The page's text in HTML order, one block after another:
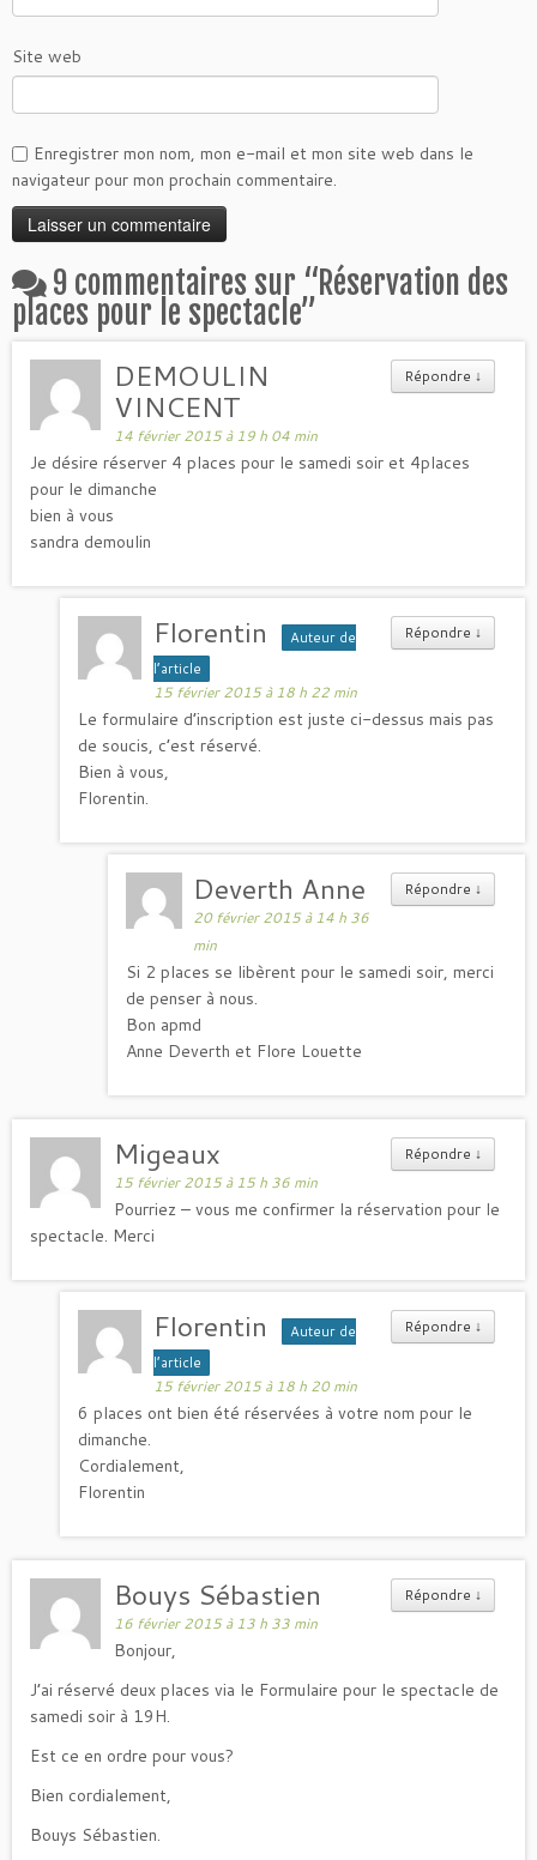
Site web
Enregistrer mon nom, mon e-mail et mon site web dans le
navigateur pour mon prochain commentaire.
9 commentaires sur “Réservation des
places pour le spectacle”
Répondre ↓
DEMOULIN
VINCENT
14 février 2015 à 19 h 04 min
Je désire réserver 4 places pour le samedi soir et 4places
pour le dimanche
bien à vous
sandra demoulin
Répondre ↓
Florentin
Auteur de
l’article
15 février 2015 à 18 h 22 min
Le formulaire d’inscription est juste ci-dessus mais pas
de soucis, c’est réservé.
Bien à vous,
Florentin.
Répondre ↓
Deverth Anne
20 février 2015 à 14 h 36
min
Si 2 places se libèrent pour le samedi soir, merci
de penser à nous.
Bon apmd
Anne Deverth et Flore Louette
Répondre ↓
Migeaux
15 février 2015 à 15 h 36 min
Pourriez – vous me confirmer la réservation pour le
spectacle. Merci
Répondre ↓
Florentin
Auteur de
l’article
15 février 2015 à 18 h 20 min
6 places ont bien été réservées à votre nom pour le
dimanche.
Cordialement,
Florentin
Répondre ↓
Bouys Sébastien
16 février 2015 à 13 h 33 min
Bonjour,
J’ai réservé deux places via le Formulaire pour le spectacle de
samedi soir à 19H.
Est ce en ordre pour vous?
Bien cordialement,
Bouys Sébastien.